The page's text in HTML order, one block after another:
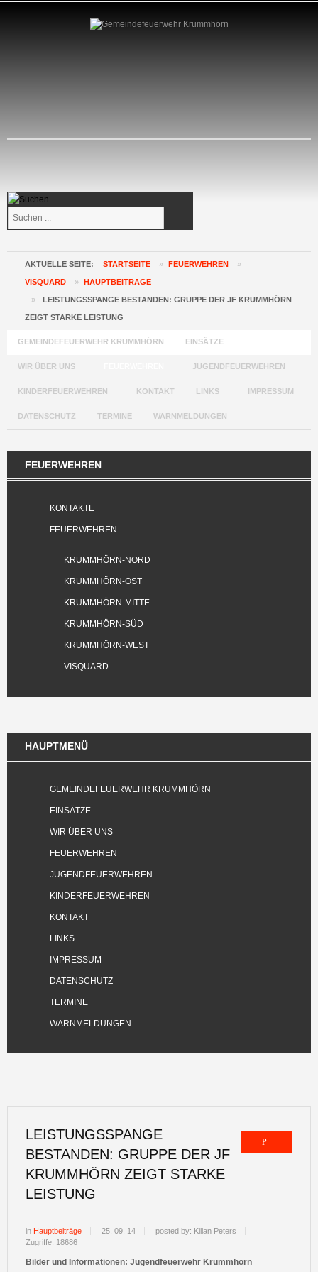
AKTUELLE SEITE: STARTSEITE » FEUERWEHREN »
VISQUARD » HAUPTBEITRÄGE
» LEISTUNGSSPANGE BESTANDEN: GRUPPE DER JF KRUMMHÖRN
ZEIGT STARKE LEISTUNG
GEMEINDEFEUERWEHR KRUMMHÖRN EINSÄTZE
WIR ÜBER UNS JUGENDFEUERWEHREN
KINDERFEUERWEHREN KONTAKT LINKS IMPRESSUM
DATENSCHUTZ TERMINE WARNMELDUNGEN
FEUERWEHREN
KONTAKTE
FEUERWEHREN
KRUMMHÖRN-NORD
KRUMMHÖRN-OST
KRUMMHÖRN-MITTE
KRUMMHÖRN-SÜD
KRUMMHÖRN-WEST
VISQUARD
HAUPTMENÜ
GEMEINDEFEUERWEHR KRUMMHÖRN
EINSÄTZE
WIR ÜBER UNS
FEUERWEHREN
JUGENDFEUERWEHREN
KINDERFEUERWEHREN
KONTAKT
LINKS
IMPRESSUM
DATENSCHUTZ
TERMINE
WARNMELDUNGEN
LEISTUNGSSPANGE
BESTANDEN: GRUPPE DER JF
KRUMMHÖRN ZEIGT STARKE
LEISTUNG
in Hauptbeiträge 25. 09. 14
posted by: Kilian Peters
Zugriffe: 18686
Bilder und Informationen: Jugendfeuerwehr Krummhörn